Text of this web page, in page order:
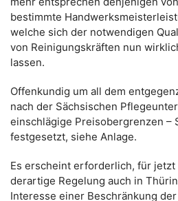
bestimmte
welche sich der notwendigen
von Reinigungskräften nun
lassen.
Offenkundig um all dem
nach der Sächsischen
einschlägige Preisobergrenzen –
festgesetzt, siehe Anlage.
Es erscheint erforderlich, für
derartige Regelung auch in
Interesse einer Beschränkung